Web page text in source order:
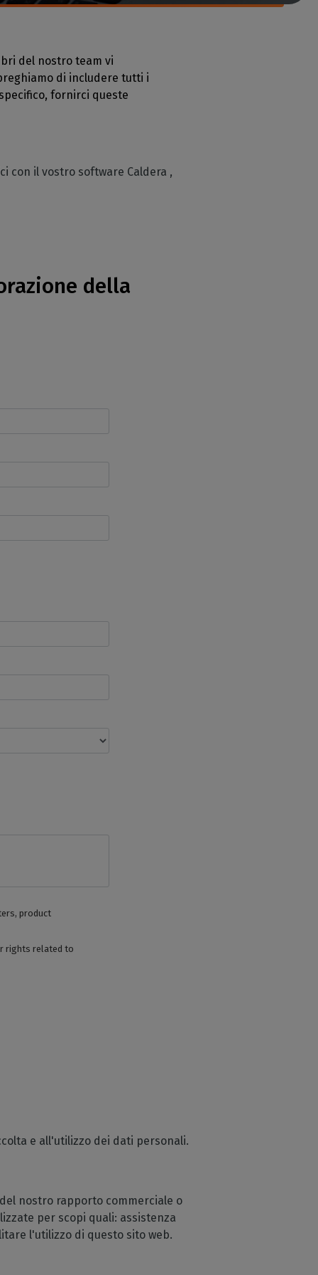
del nostro team vi
di includere tutti i
fornirci queste
con il vostro software Caldera ,
della
product
rights related to
e all'utilizzo dei dati personali.
nostro rapporto commerciale o
per scopi quali: assistenza
l'utilizzo di questo sito web.